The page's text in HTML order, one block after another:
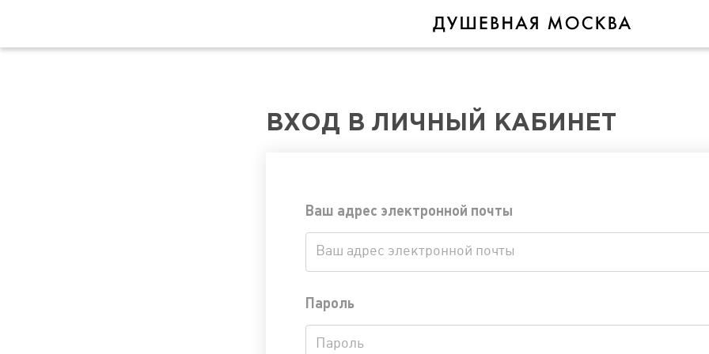
ВХОД В ЛИЧНЫЙ КАБИНЕТ
Ваш адрес электронной почты
Пароль